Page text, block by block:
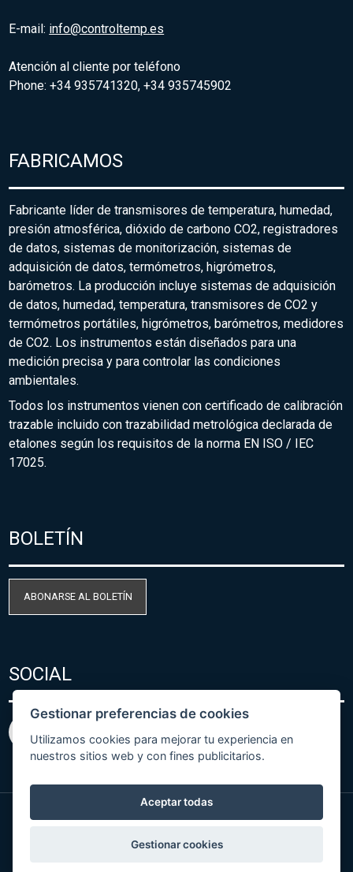
E-mail: info@controltemp.es
Atención al cliente por teléfono
Phone: +34 935741320, +34 935745902
FABRICAMOS
Fabricante líder de transmisores de temperatura, humedad,
presión atmosférica, dióxido de carbono CO2, registradores
de datos, sistemas de monitorización, sistemas de
adquisición de datos, termómetros, higrómetros,
barómetros. La producción incluye sistemas de adquisición
de datos, humedad, temperatura, transmisores de CO2 y
termómetros portátiles, higrómetros, barómetros, medidores
de CO2. Los instrumentos están diseñados para una
medición precisa y para controlar las condiciones
ambientales.
Todos los instrumentos vienen con certificado de calibración
trazable incluido con trazabilidad metrológica declarada de
etalones según los requisitos de la norma EN ISO / IEC
17025.
BOLETÍN
ABONARSE AL BOLETÍN
SOCIAL
bySpaneco
Gestionar preferencias de cookies
Utilizamos cookies para mejorar tu experiencia en
nuestros sitios web y con fines publicitarios.
Aceptar todas
Gestionar cookies